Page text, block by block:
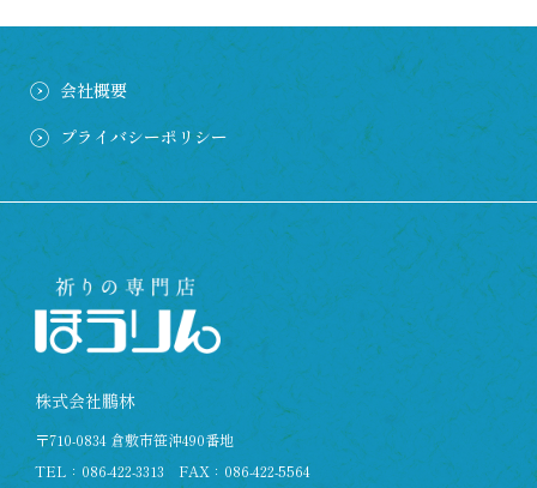
会社概要
プライバシーポリシー
株式会社鵬林
〒710-0834 倉敷市笹沖490番地
TEL： 086-422-3313 FAX：086-422-5564